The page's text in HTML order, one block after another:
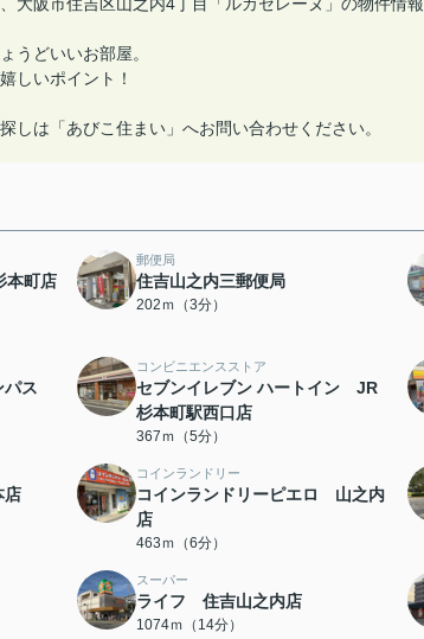
うどいいお部屋。
しいポイント！
しは「あびこ住まい」へお問い合わせください。
本町店
郵便局
住吉山之内三郵便局
202ｍ（3分）
ス
コンビニエンスストア
セブンイレブン ハートイン JR
杉本町駅西口店
367ｍ（5分）
店
コインランドリー
コインランドリーピエロ 山之内
店
463ｍ（6分）
スーパー
ライフ 住吉山之内店
1074ｍ（14分）